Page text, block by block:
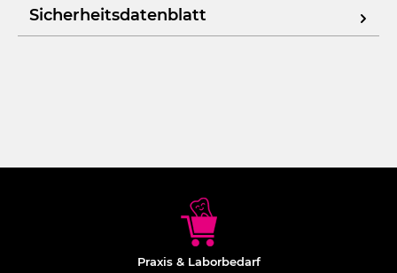
Sicherheitsdatenblatt
Praxis & Laborbedarf